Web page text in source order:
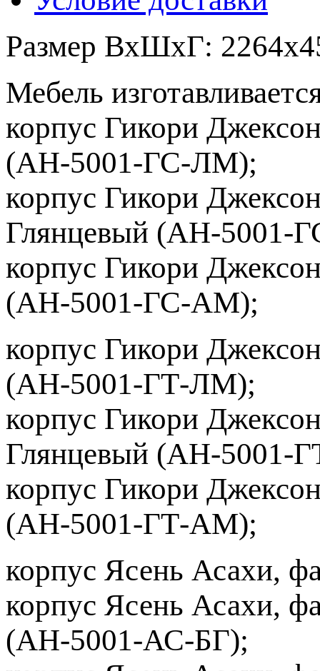
Размер ВхШхГ:
Мебель
корпус Гикори
(АН-5001-ГС-ЛМ);
корпус Гикори
Глянцевый (АН-5001-
корпус Гикори
(АН-5001-ГС-АМ);
корпус Гикори
(АН-5001-ГТ-ЛМ);
корпус Гикори
Глянцевый (АН-5001-
корпус Гикори
(АН-5001-ГТ-АМ);
корпус Ясень Асахи,
корпус Ясень Асахи,
(АН-5001-АС-БГ);